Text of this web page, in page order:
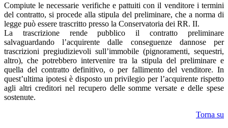
Compiute le necessarie verifiche e pattuiti con il venditore i termini
del contratto, si procede alla stipula del preliminare, che a norma di
legge può essere trascritto presso la Conservatoria dei RR. II.
La trascrizione rende pubblico il contratto preliminare
salvaguardando l’acquirente dalle conseguenze dannose per
trascrizioni pregiudizievoli sull’immobile (pignoramenti, sequestri,
altro), che potrebbero intervenire tra la stipula del preliminare e
quella del contratto definitivo, o per fallimento del venditore. In
quest’ultima ipotesi è disposto un privilegio per l’acquirente rispetto
agli altri creditori nel recupero delle somme versate e delle spese
sostenute.
Torna su